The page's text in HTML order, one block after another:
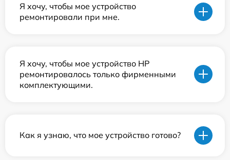
Я хочу, чтобы мое устройство
ремонтировали при мне.
Я хочу, чтобы мое устройство HP
ремонтировалось только фирменными
комплектующими.
Как я узнаю, что мое устройство готово?